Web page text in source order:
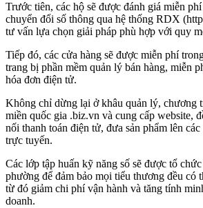
Trước tiên, các hộ sẽ được đánh giá miễn
chuyển đổi số thông qua hệ thống RDX
tư vấn lựa chọn giải pháp phù hợp với quy
​Tiếp đó, các cửa hàng sẽ được miễn phí
trang bị phần mềm quản lý bán hàng, miễn
hóa đơn điện tử.
Không chỉ dừng lại ở khâu quản lý, chương
miền quốc gia .biz.vn và cung cấp website,
nối thanh toán điện tử, đưa sản phẩm lên
trực tuyến.
Các lớp tập huấn kỹ năng số sẽ được tổ
phường để đảm bảo mọi tiểu thương đều có
từ đó giảm chi phí vận hành và tăng tính
doanh.